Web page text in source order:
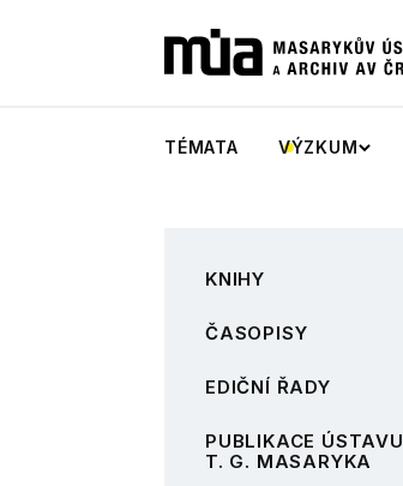
TÉMATA VÝZKUM
KNIHY
ČASOPISY
EDIČNÍ ŘADY
PUBLIKACE ÚSTAVU
T. G. MASARYKA